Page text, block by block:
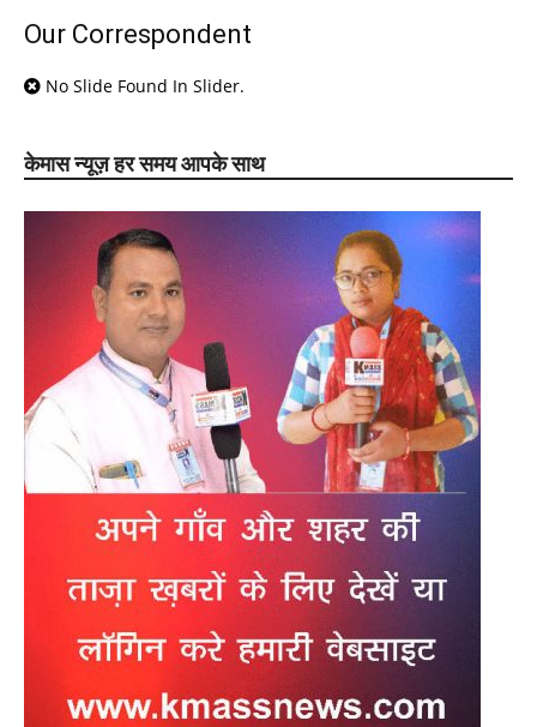
Our Correspondent
No Slide Found In Slider.
केमास न्यूज़ हर समय आपके साथ